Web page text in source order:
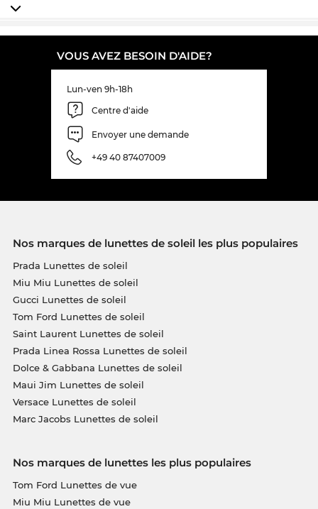
VOUS AVEZ BESOIN D'AIDE?
Lun-ven 9h-18h
Centre d'aide
Envoyer une demande
+49 40 87407009
Nos marques de lunettes de soleil les plus populaires
Prada Lunettes de soleil
Miu Miu Lunettes de soleil
Gucci Lunettes de soleil
Tom Ford Lunettes de soleil
Saint Laurent Lunettes de soleil
Prada Linea Rossa Lunettes de soleil
Dolce & Gabbana Lunettes de soleil
Maui Jim Lunettes de soleil
Versace Lunettes de soleil
Marc Jacobs Lunettes de soleil
Nos marques de lunettes les plus populaires
Tom Ford Lunettes de vue
Miu Miu Lunettes de vue